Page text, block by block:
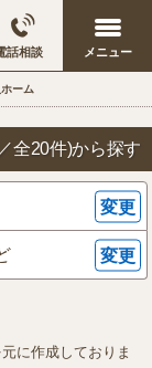
話相談
ーム
全20件)から探す
変更
変更
に作成しておりま